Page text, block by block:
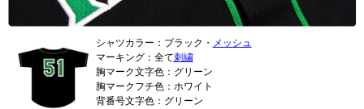
シャツカラー：ブラック・ メッシュ
マーキング：全て刺繍
胸マーク文字色：グリーン
胸マークフチ色：ホワイト
背番号文字色：グリーン